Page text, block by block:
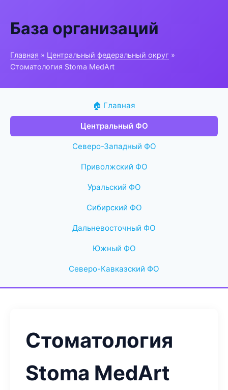
База организаций
Главная » Центральный федеральный округ »
Стоматология Stoma MedArt
🏠 Главная
Центральный ФО
Северо-Западный ФО
Приволжский ФО
Уральский ФО
Сибирский ФО
Дальневосточный ФО
Южный ФО
Северо-Кавказский ФО
Стоматология
Stoma MedArt